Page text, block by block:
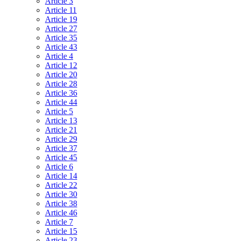
Article 11
Article 19
Article 27
Article 35
Article 43
Article 4
Article 12
Article 20
Article 28
Article 36
Article 44
Article 5
Article 13
Article 21
Article 29
Article 37
Article 45
Article 6
Article 14
Article 22
Article 30
Article 38
Article 46
Article 7
Article 15